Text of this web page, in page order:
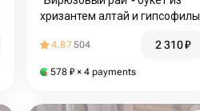
хризантем алтай и гипсофилы
4.87504 2 310₽
578 ₽ × 4 payments